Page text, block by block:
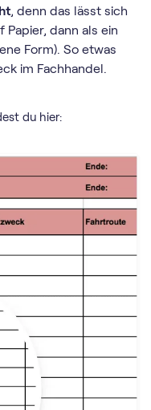
, denn das lässt sich
dann als ein
Form). So etwas
im Fachhandel.
du hier: